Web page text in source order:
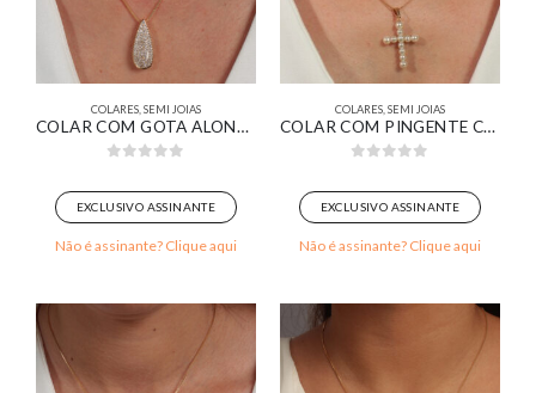
COLARES,SEMI JOIAS
COLAR COM GOTA ALONGADA PAVÊ BANHADO EM OURO 18K
EXCLUSIVO ASSINANTE
Não é assinante? Clique aqui
COLARES,SEMI JOIAS
COLAR COM PINGENTE CRUZ DE PÉROLAS TAMANHO MÉDIO BANHADO EM OURO 18K
EXCLUSIVO ASSINANTE
Não é assinante? Clique aqui